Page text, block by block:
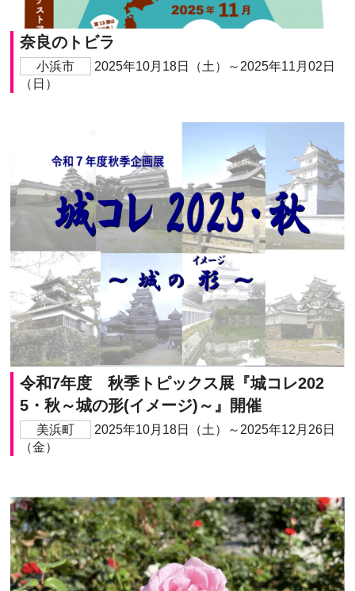
奈良のトビラ
小浜市
2025年10月18日（土）～2025年11月02日
（日）
令和7年度 秋季トピックス展『城コレ202
5・秋～城の形(イメージ)～』開催
美浜町
2025年10月18日（土）～2025年12月26日
（金）